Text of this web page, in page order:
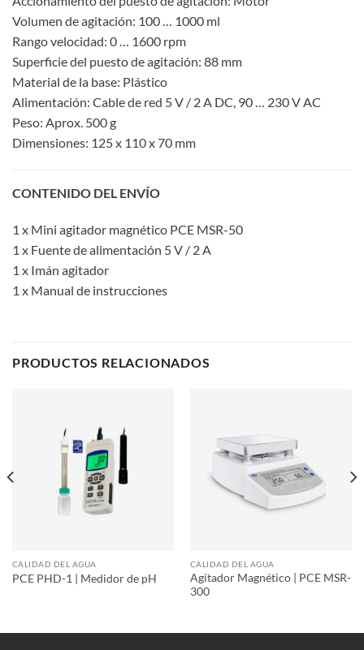
Volumen de agitación: 100 … 1000 ml
Rango velocidad: 0 … 1600 rpm
Superficie del puesto de agitación: 88 mm
Material de la base: Plástico
Alimentación: Cable de red 5 V / 2 A DC, 90 … 230 V AC
Peso: Aprox. 500 g
Dimensiones: 125 x 110 x 70 mm
CONTENIDO DEL ENVÍO
1 x Mini agitador magnético PCE MSR-50
1 x Fuente de alimentación 5 V / 2 A
1 x Imán agitador
1 x Manual de instrucciones
PRODUCTOS RELACIONADOS
CALIDAD DEL AGUA
PCE PHD-1 | Medidor de pH
CALIDAD DEL AGUA
Agitador Magnético | PCE MSR-
300